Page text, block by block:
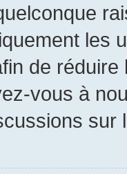
les
de
vous à
sur